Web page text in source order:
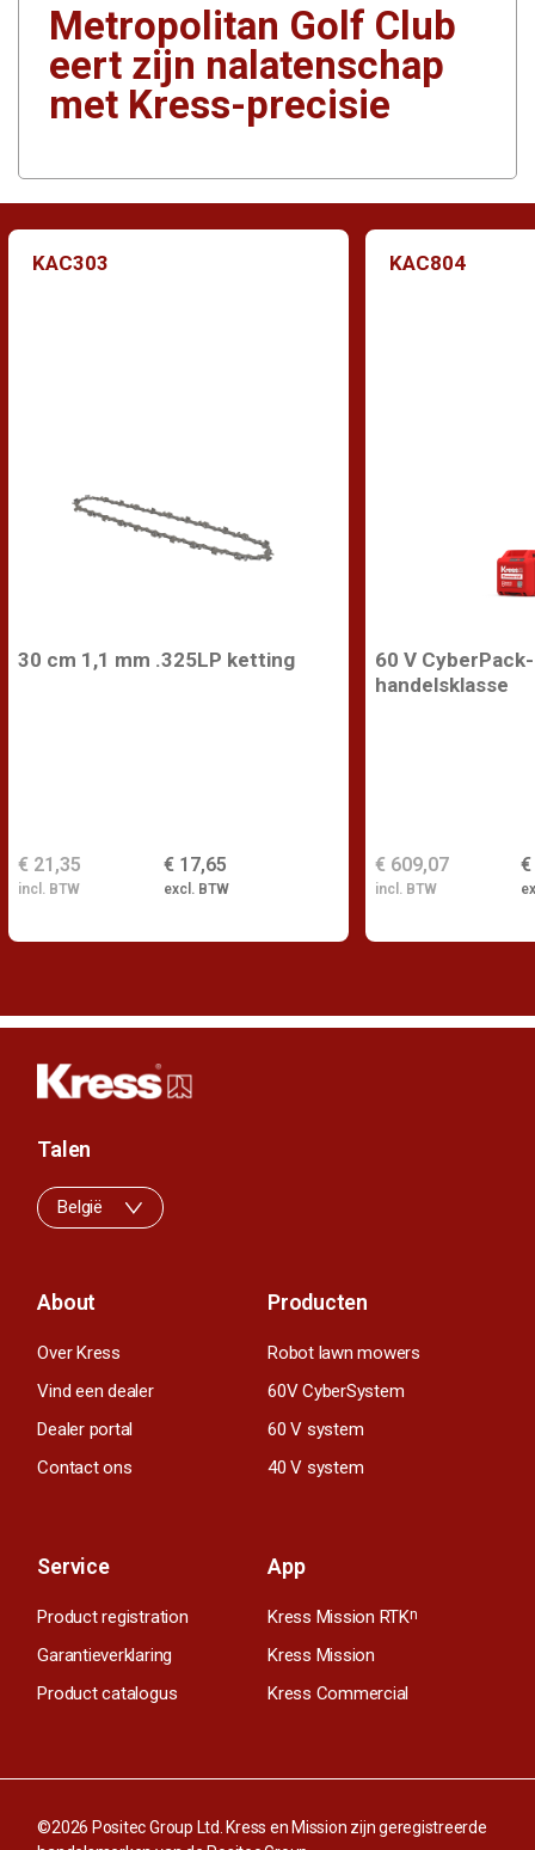
Metropolitan Golf Club
eert zijn nalatenschap
met Kress-precisie
KAC303
30 cm 1,1 mm .325LP ketting
€ 17,65
excl. BTW
€ 21,35
incl. BTW
KAC804
60 V
handelsklasse
€
€ 609,07
incl. BTW
About
Over Kress
Vind een dealer
Dealer portal
Contact ons
Producten
Robot lawn mowers
60V CyberSystem
60 V system
40 V system
Service
Product registration
Garantieverklaring
Product catalogus
App
Kress Mission RTKn
Kress Mission
Kress Commercial
Talen
België
©2026 Positec Group Ltd. Kress en Mission zijn geregistreerde